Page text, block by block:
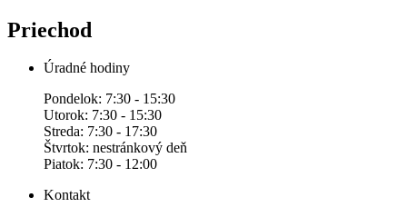
Priechod
Úradné hodiny
Pondelok: 7:30 - 15:30
Utorok: 7:30 - 15:30
Streda: 7:30 - 17:30
Štvrtok: nestránkový deň
Piatok: 7:30 - 12:00
Kontakt